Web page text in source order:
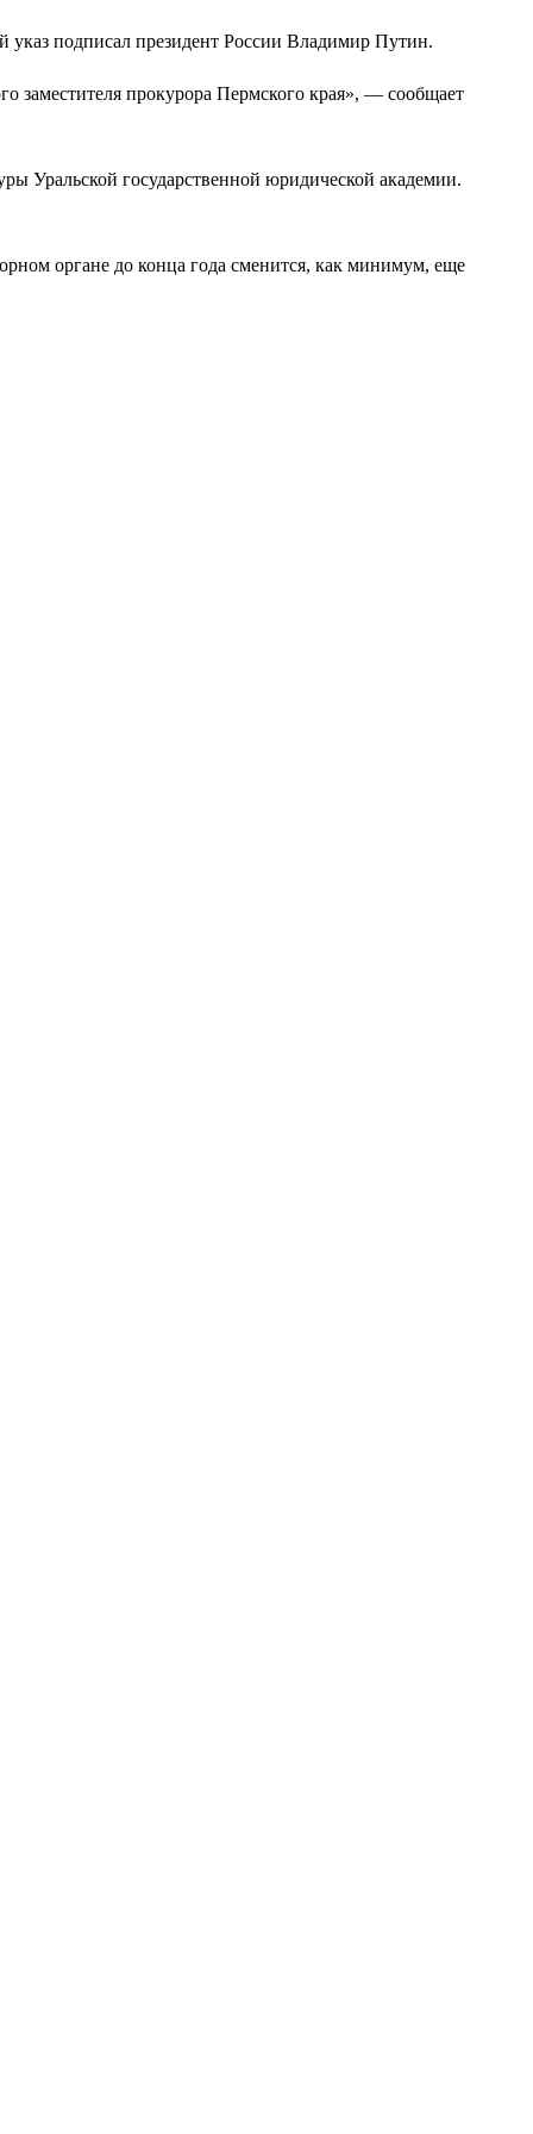
подписал президент России Владимир Путин.
заместителя прокурора Пермского края», — сообщает
Уральской государственной юридической академии.
органе до конца года сменится, как минимум, еще